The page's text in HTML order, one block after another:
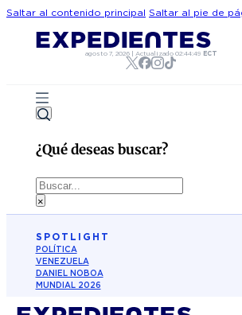
Saltar al contenido principal Saltar al pie de
agosto 7, 2026 |Actualizado02:44:49 ECT
¿Qué deseas buscar?
Buscar
×
SPOTLIGHT
POLÍTICA
VENEZUELA
DANIEL NOBOA
MUNDIAL 2026